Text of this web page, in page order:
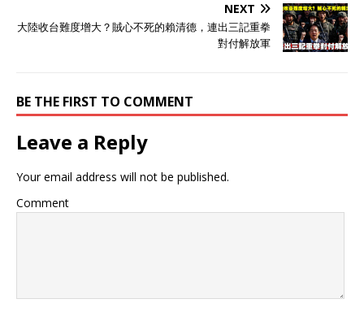
NEXT
大陸收台難度增大？賊心不死的賴清德，連出三記重拳
對付解放軍
BE THE FIRST TO COMMENT
Leave a Reply
Your email address will not be published.
Comment